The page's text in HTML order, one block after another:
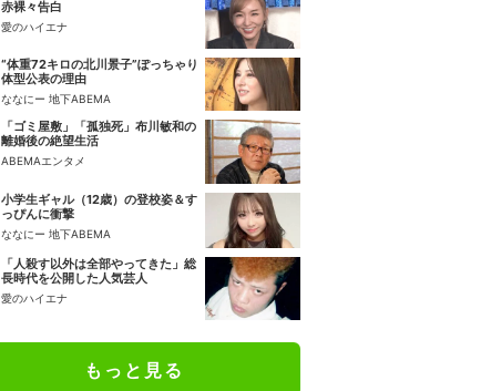
赤裸々告白
愛のハイエナ
“体重72キロの北川景子”ぽっちゃり
体型公表の理由
ななにー 地下ABEMA
「ゴミ屋敷」「孤独死」布川敏和の
離婚後の絶望生活
ABEMAエンタメ
小学生ギャル（12歳）の登校姿＆す
っぴんに衝撃
ななにー 地下ABEMA
「人殺す以外は全部やってきた」総
長時代を公開した人気芸人
愛のハイエナ
もっと見る